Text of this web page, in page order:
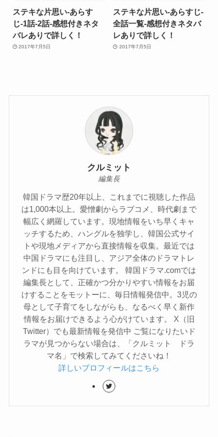
ステキな片思い-あらす
じ-1話-2話-感想付きネタ
バレありで詳しく！
2017年7月5日
ステキな片思い-あらすじ-
全話一覧-感想付きネタバ
レありで詳しく！
2017年7月5日
クルミット
編集長
韓国ドラマ歴20年以上、これまでに視聴した作品
は1,000本以上。愛憎劇からラブコメ、時代劇まで
幅広く網羅しています。現地情報をいち早くキャ
ッチするため、ハングルを独学し、韓国公式サイ
トや現地メディアから直接情報を収集。最近では
中国ドラマにも注目し、アジア全体のドラマトレ
ンドにも目を向けています。 韓国ドラマ.comでは
編集長として、正確かつ分かりやすい情報をお届
けすることをモットーに、毎日情報発信中。3児の
母として子育てをしながらも、なるべく早く新作
情報をお届けできるよう心がけています。 X（旧
Twitter）でも最新情報を発信中 ご覧になりたいド
ラマが見つからない場合は、「クルミット ドラ
マ名」で検索してみてくださいね！
詳しいプロフィールはこちら